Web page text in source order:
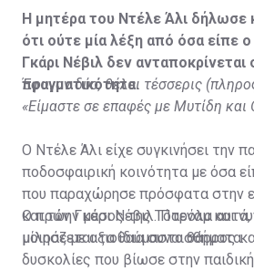
Η μητέρα του Ντέλε Άλι δήλωσε
ότι ούτε μία λέξη από όσα είπε
Γκάρι Νέβιλ δεν ανταποκρίνεται
πραγματικότητα.
Έφυγαν δύο, θέλει τέσσερις
«Είμαστε σε επαφές με Μυτίδη και
Ο Ντέλε Άλι είχε συγκινήσει την
ποδοσφαιρική κοινότητα με όσα
που παραχώρησε πρόσφατα στην
και τον Γκάρι Νέβιλ. Παρόλα
μοιράζεται τα ίδια συναισθήματα.
Ο πρώην μέσος της Τότεναμ και
μίλησε με αξιοθαύμαστο θάρρος
δυσκολίες που βίωσε στην